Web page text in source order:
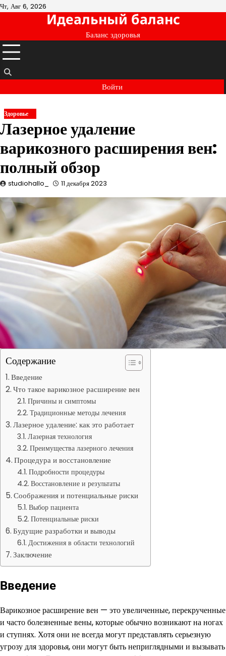
Перейти
Чт, Авг 6, 2026
Идеальный баланс
Баланс здоровья
Войти
Здоровье
Лазерное удаление
варикозного расширения вен:
полный обзор
studiohallo_ 11 декабря 2023
Содержание
Введение
Что такое варикозное расширение вен
Причины и симптомы
Традиционные методы лечения
Лазерное удаление: как это работает
Лазерная технология
Преимущества лазерного лечения
Процедура и восстановление
Подробности процедуры
Восстановление и результаты
Соображения и потенциальные риски
Выбор пациента
Потенциальные риски
Будущие разработки и выводы
Достижения в области технологий
Заключение
Введение
Варикозное расширение вен — это увеличенные, перекрученные
и часто болезненные вены, которые обычно возникают на ногах
и ступнях. Хотя они не всегда могут представлять серьезную
угрозу для здоровья, они могут быть неприглядными и вызывать